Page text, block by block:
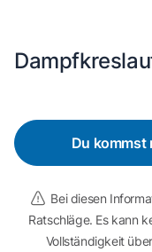
Du kommst
Bei diesen
Ratschläge. Es kann
Vollständigkeit